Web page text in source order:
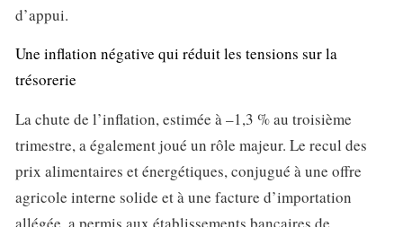
d’appui.
Une inflation négative qui réduit les tensions sur la
trésorerie
La chute de l’inflation, estimée à –1,3 % au troisième
trimestre, a également joué un rôle majeur. Le recul des
prix alimentaires et énergétiques, conjugué à une offre
agricole interne solide et à une facture d’importation
allégée, a permis aux établissements bancaires de